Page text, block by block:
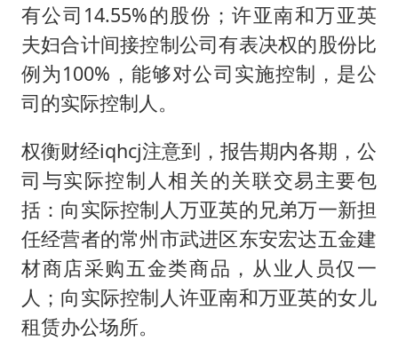
有公司14.55%的股份；许亚南和万亚英
夫妇合计间接控制公司有表决权的股份比
例为100%，能够对公司实施控制，是公
司的实际控制人。
权衡财经iqhcj注意到，报告期内各期，公
司与实际控制人相关的关联交易主要包
括：向实际控制人万亚英的兄弟万一新担
任经营者的常州市武进区东安宏达五金建
材商店采购五金类商品，从业人员仅一
人；向实际控制人许亚南和万亚英的女儿
租赁办公场所。